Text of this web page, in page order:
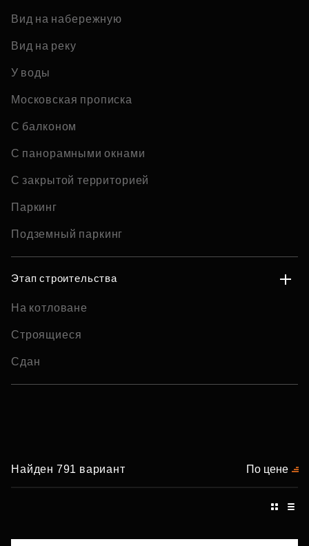
Вид на набережную
Вид на реку
У воды
Московская прописка
С балконом
С панорамными окнами
С закрытой территорией
Паркинг
Подземный паркинг
Этап строительства
На котловане
Строящиеся
Сдан
Найден 791 вариант По цене